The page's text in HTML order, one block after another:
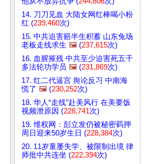
14. 刀刀见血 大陆女网红棒喝小粉
红 (239,460次)
15. 中共迫害赔半生积蓄 山东兔场
老板走线求生 🖼️ (237,615次)
16. 血腥摧残 中共至少迫害死五千
多法轮功学员 🖼️ (231,869次)
17. 红二代逼宫 舆论反习 中南海
慌了 🖼️ (230,252次)
18. 华人“走线”赴美风行 在美要饭
视频泄原因 (228,741次)
19. 维权网：彭立发仍被秘密羁押
周日迎来50岁生日 (228,384次)
20. 11岁童屡失学、被限制出境 律
师批中共连坐 (222,394次)